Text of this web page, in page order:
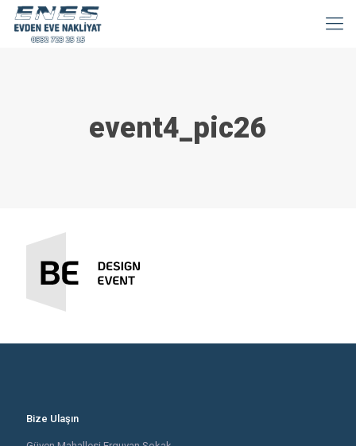
event4_pic26
Bize Ulaşın